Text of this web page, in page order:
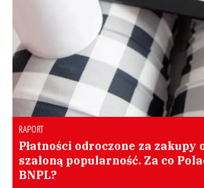
RAPORT
Płatności odroczone za zakupy
szaloną popularność. Za co
BNPL?